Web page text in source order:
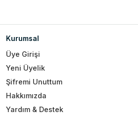
Kurumsal
Üye Girişi
Yeni Üyelik
Şifremi Unuttum
Hakkımızda
Yardım & Destek